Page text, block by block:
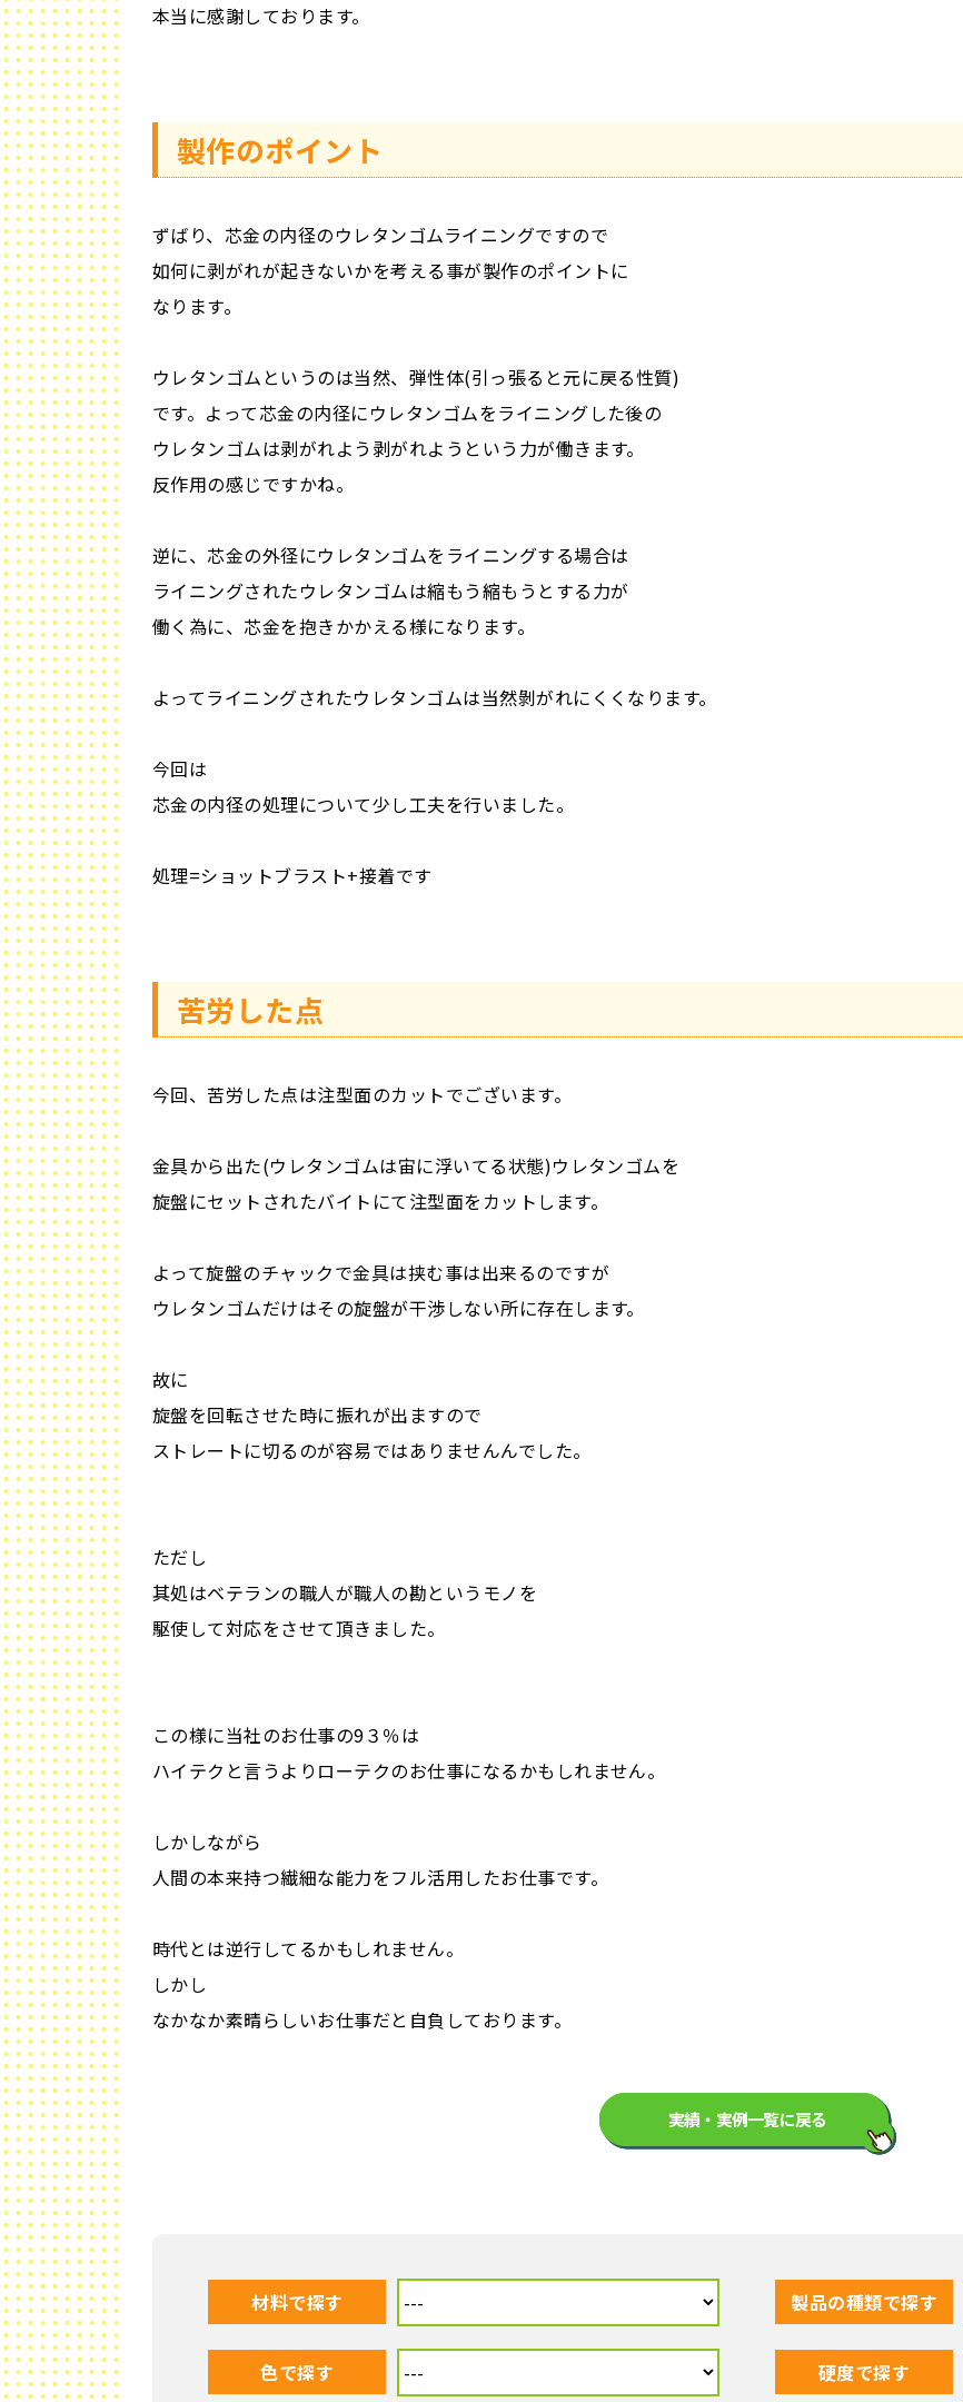
本当に感謝しております。
製作のポイント
ずばり、芯金の内径のウレタンゴムライニングですので
如何に剥がれが起きないかを考える事が製作のポイントに
なります。
ウレタンゴムというのは当然、弾性体(引っ張ると元に戻る性質)
です。よって芯金の内径にウレタンゴムをライニングした後の
ウレタンゴムは剥がれよう剥がれようという力が働きます。
反作用の感じですかね。
逆に、芯金の外径にウレタンゴムをライニングする場合は
ライニングされたウレタンゴムは縮もう縮もうとする力が
働く為に、芯金を抱きかかえる様になります。
よってライニングされたウレタンゴムは当然剝がれにくくなります。
今回は
芯金の内径の処理について少し工夫を行いました。
処理=ショットブラスト+接着です
苦労した点
今回、苦労した点は注型面のカットでございます。
金具から出た(ウレタンゴムは宙に浮いてる状態)ウレタンゴムを
旋盤にセットされたバイトにて注型面をカットします。
よって旋盤のチャックで金具は挟む事は出来るのですが
ウレタンゴムだけはその旋盤が干渉しない所に存在します。
故に
旋盤を回転させた時に振れが出ますので
ストレートに切るのが容易ではありませんんでした。
ただし
其処はベテランの職人が職人の勘というモノを
駆使して対応をさせて頂きました。
この様に当社のお仕事の9３％は
ハイテクと言うよりローテクのお仕事になるかもしれません。
しかしながら
人間の本来持つ繊細な能力をフル活用したお仕事です。
時代とは逆行してるかもしれません。
しかし
なかなか素晴らしいお仕事だと自負しております。
実績・実例一覧に戻る
材料で探す 製品の種類で探す
色で探す 硬度で探す